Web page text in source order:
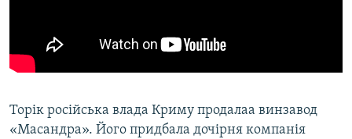
Торік російська влада Криму продалаа винзавод
«Масандра». Його придбала дочірня компанія